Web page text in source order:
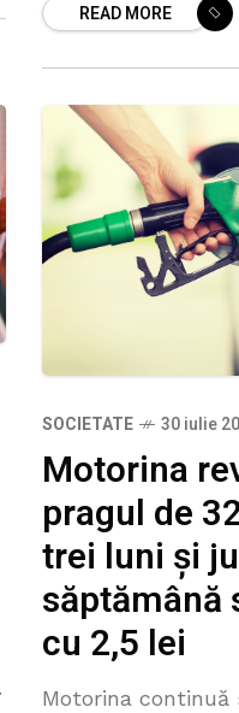
Pentru marți, ANRE
READ MORE
SOCIETATE 30 iulie
Motorina
pragul de
trei luni și
săptămână
cu 2,5 lei
Motorina continuă